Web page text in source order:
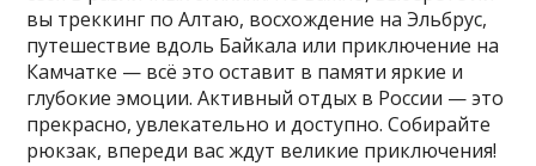
вы треккинг по Алтаю, восхождение на Эльбрус,
путешествие вдоль Байкала или приключение на
Камчатке — всё это оставит в памяти яркие и
глубокие эмоции. Активный отдых в России — это
прекрасно, увлекательно и доступно. Собирайте
рюкзак, впереди вас ждут великие приключения!